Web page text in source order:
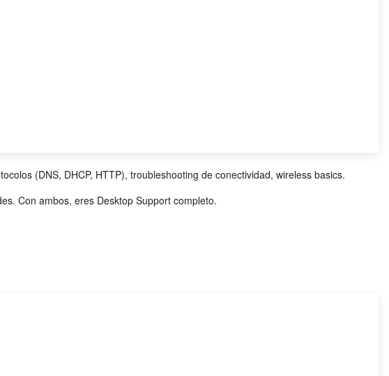
(DNS, DHCP, HTTP), troubleshooting de conectividad, wireless basics.
Con ambos, eres Desktop Support completo.